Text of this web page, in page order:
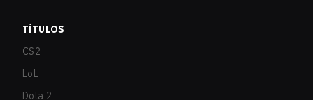
TÍTULOS
CS2
LoL
Dota 2